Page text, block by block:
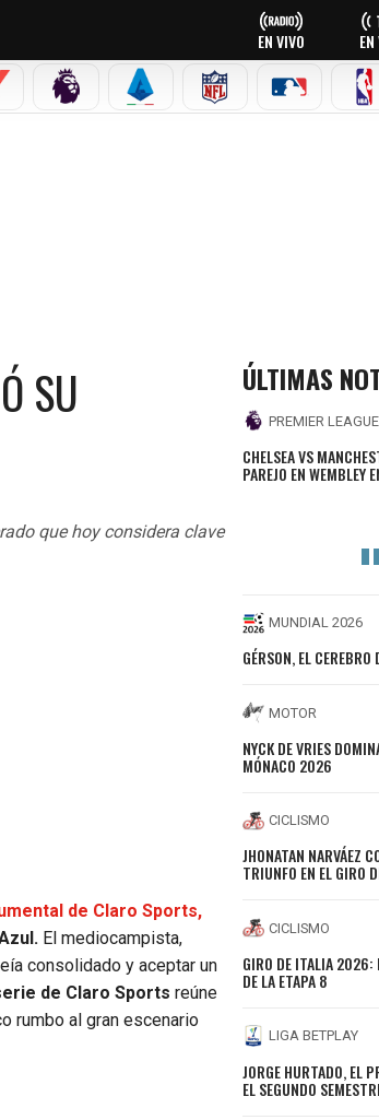
EN VIVO
LEAGUEPREMIER LEAGUE
SERIE A NFL MLB
SU
que hoy considera clave
de Claro Sports,
El mediocampista,
consolidado y aceptar un
de Claro Sports reúne
rumbo al gran escenario
ÚLTIMAS
PREMIER LEAGUE
CHELSEA VS
PAREJO EN WEMBLEY
MUNDIAL 2026
GÉRSON, EL
MOTOR
NYCK DE VRIES
MÓNACO 2026
CICLISMO
JHONATAN NARVÁEZ
TRIUNFO EN EL GIRO
CICLISMO
GIRO DE ITALIA 2026:
DE LA ETAPA 8
LIGA BETPLAY
JORGE HURTADO, EL
EL SEGUNDO